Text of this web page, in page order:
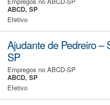
ABCD, SP
Efetivo
Ajudante de Pedreiro –
SP
Empregos no ABCD-SP
ABCD, SP
Efetivo